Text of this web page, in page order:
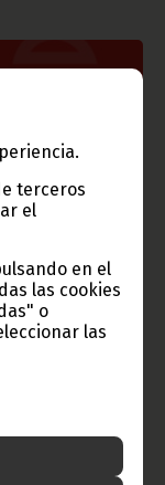
terceros
el
en el
las cookies
o
las